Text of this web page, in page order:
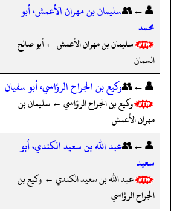
👤←👥سليمان بن مهران الأعمش، أبو
محمد
سليمان بن مهران الأعمش ← أبو صالح
السمان
👤←👥وكيع بن الجراح الرؤاسي، أبو سفيان
وكيع بن الجراح الرؤاسي ← سليمان بن
مهران الأعمش
👤←👥عبد الله بن سعيد الكندي، أبو
سعيد
عبد الله بن سعيد الكندي ← وكيع بن
الجراح الرؤاسي